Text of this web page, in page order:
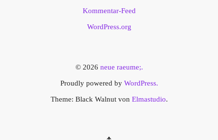
Kommentar-Feed
WordPress.org
© 2026 neue raeume;.
Proudly powered by WordPress.
Theme: Black Walnut von Elmastudio.